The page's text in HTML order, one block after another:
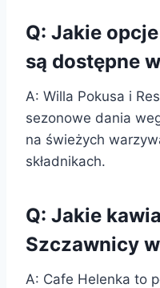
Q: Jakie
są dostępne
A: Willa Pokusa i
sezonowe dania
na świeżych
składnikach.
Q: Jakie
Szczawnicy
A: Cafe Helenka to